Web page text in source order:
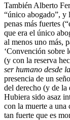
También Alberto
“único abogado”, y
penas más fuertes
que era el único
al menos uno más,
‘Convención sobre
(y con la reserva
ser humano desde
presencia de un
del derecho (y de la
Hubiera sido asaz
con la muerte a una
tan fuerte que es